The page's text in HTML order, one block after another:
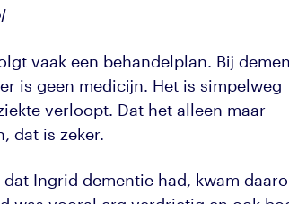
vaak een behandelplan. Bij
is geen medicijn. Het is simpelweg
verloopt. Dat het alleen maar
dat is zeker.
Ingrid dementie had, kwam